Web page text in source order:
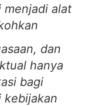
menjadi alat
dan
hanya
bagi
kebijakan